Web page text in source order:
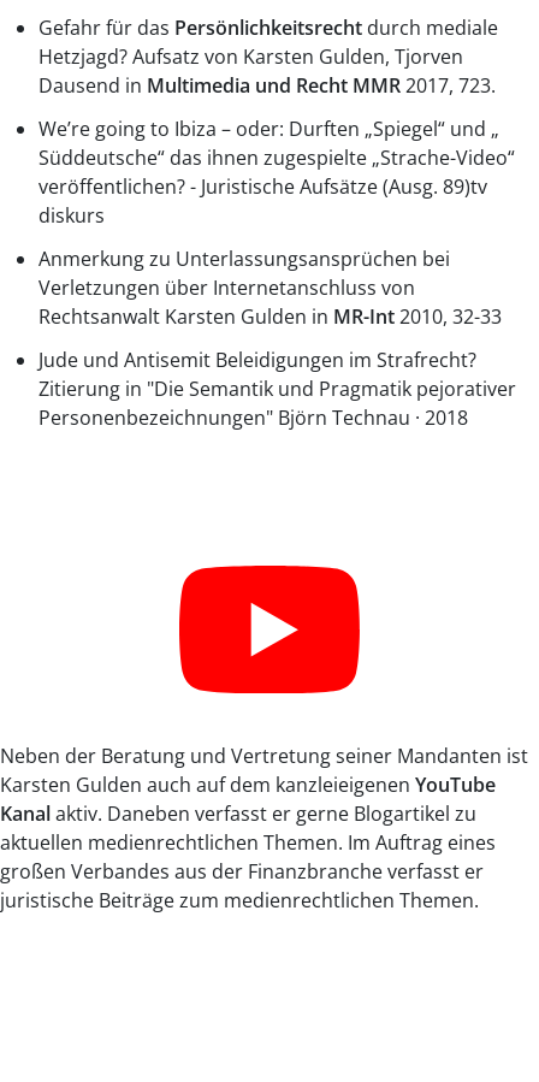
Gefahr für das Persönlichkeitsrecht durch mediale
Hetzjagd? Aufsatz von Karsten Gulden, Tjorven
Dausend in Multimedia und Recht MMR2017, 723.
We’re going to Ibiza – oder: Durften „Spiegel“ und „
Süddeutsche“ das ihnen zugespielte „Strache-Video“
veröffentlichen? - Juristische Aufsätze (Ausg. 89)tv
diskurs
Anmerkung zu Unterlassungsansprüchen bei
Verletzungen über Internetanschluss von
Rechtsanwalt Karsten Gulden in MR-Int2010, 32-33
Jude und Antisemit Beleidigungen im Strafrecht?
Zitierung in "Die Semantik und Pragmatik pejorativer
Personenbezeichnungen" Björn Technau · 2018
Neben der Beratung und Vertretung seiner Mandanten ist
Karsten Gulden auch auf dem kanzleieigenen YouTube
Kanalaktiv. Daneben verfasst er gerne Blogartikel zu
aktuellen medienrechtlichen Themen. Im Auftrag eines
großen Verbandes aus der Finanzbranche verfasst er
juristische Beiträge zum medienrechtlichen Themen.